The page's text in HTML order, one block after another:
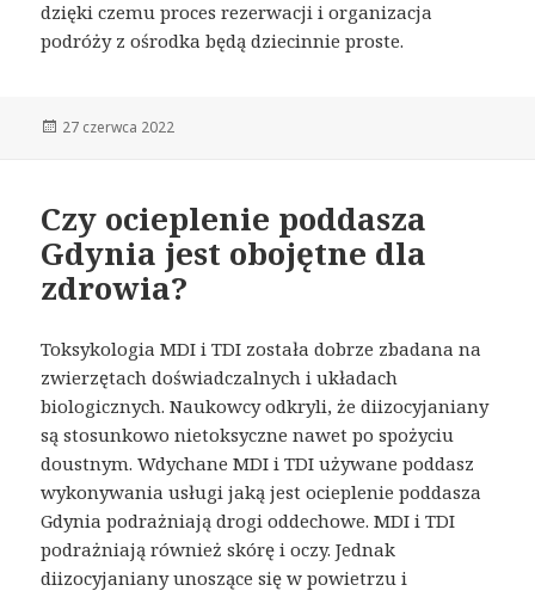
dzięki czemu proces rezerwacji i organizacja
podróży z ośrodka będą dziecinnie proste.
Opublikowano
27 czerwca 2022
Czy ocieplenie poddasza
Gdynia jest obojętne dla
zdrowia?
Toksykologia MDI i TDI została dobrze zbadana na
zwierzętach doświadczalnych i układach
biologicznych. Naukowcy odkryli, że diizocyjaniany
są stosunkowo nietoksyczne nawet po spożyciu
doustnym. Wdychane MDI i TDI używane poddasz
wykonywania usługi jaką jest ocieplenie poddasza
Gdynia podrażniają drogi oddechowe. MDI i TDI
podrażniają również skórę i oczy. Jednak
diizocyjaniany unoszące się w powietrzu i